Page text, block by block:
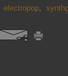
electropop,